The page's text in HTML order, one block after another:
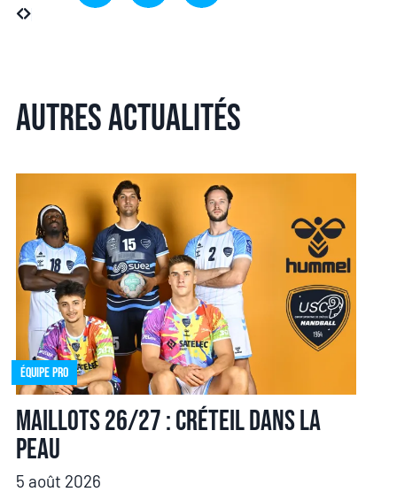
Autres actualités
Équipe pro
Maillots 26/27 : Créteil dans la
peau
5 août 2026